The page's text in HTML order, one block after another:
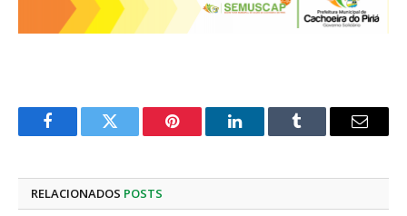
FacebookTwitter Pinterest LinkedInTumblr
E-
RELACIONADOS POSTS